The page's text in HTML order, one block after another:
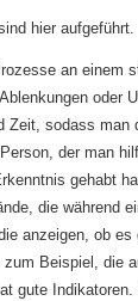
hier aufgeführt.
an einem
oder
Zeit, sodass man
der man
gehabt
die während
anzeigen, ob es
Beispiel, die
gute Indikatoren.